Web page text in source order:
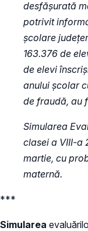
desfășurată
potrivit
școlare
163.376 de
de elevi
anului școlar
de fraudă, au
Simularea
clasei a VIII-a
martie, cu
maternă.
***
Simularea